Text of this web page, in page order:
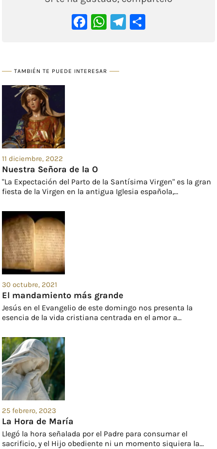
Facebook
WhatsApp
Telegram
TAMBIÉN TE PUEDE INTERESAR
11 diciembre, 2022
Nuestra Señora de la O
"La Expectación del Parto de la Santísima Virgen" es la gran
fiesta de la Virgen en la antigua Iglesia española,...
30 octubre, 2021
El mandamiento más grande
Jesús en el Evangelio de este domingo nos presenta la
esencia de la vida cristiana centrada en el amor a...
25 febrero, 2023
La Hora de María
Llegó la hora señalada por el Padre para consumar el
sacrificio, y el Hijo obediente ni un momento siquiera la...